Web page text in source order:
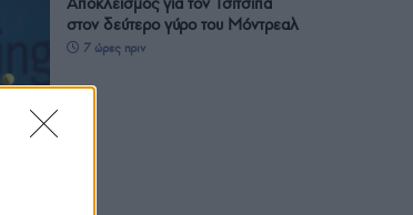
στον δεύτερο γύρο του Μόντρεαλ
7 ώρες πριν